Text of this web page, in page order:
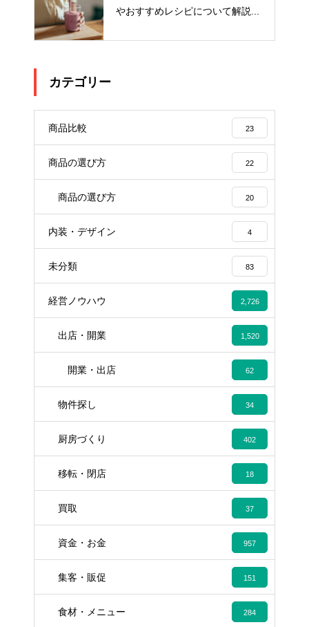
やおすすめレシピについて解説...
カテゴリー
商品比較 23
商品の選び方 22
商品の選び方 20
内装・デザイン 4
未分類 83
経営ノウハウ 2,726
出店・開業 1,520
開業・出店 62
物件探し 34
厨房づくり 402
移転・閉店 18
買取 37
資金・お金 957
集客・販促 151
食材・メニュー 284